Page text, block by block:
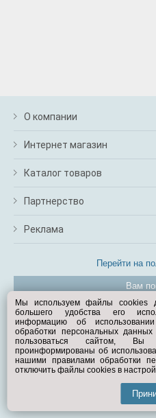
О компании
Интернет магазин
Каталог товаров
Партнерство
Реклама
Перейти на
Вам
© Exist.ru
Мы используем файлы cookies
большего удобства его
информацию об
обработки персональных
пользоваться сайтом,
проинформированы об
нашими правилами обработки
отключить файлы cookies в